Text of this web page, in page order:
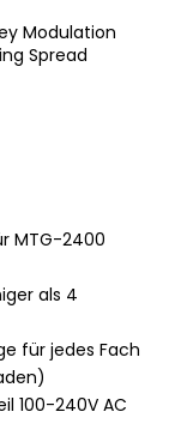
Modulation
Spread
MTG-2400
als 4
für jedes Fach
100-240V AC